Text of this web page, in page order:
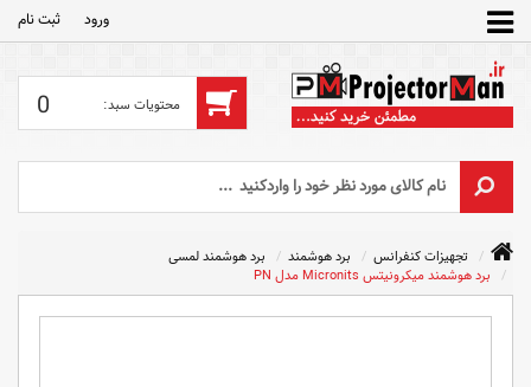
ورود ثبت‌ نام
0
تجهیزات کنفرانس برد هوشمند
برد هوشمند لمسی
برد هوشمند میکرونیتس Micronits مدل PN